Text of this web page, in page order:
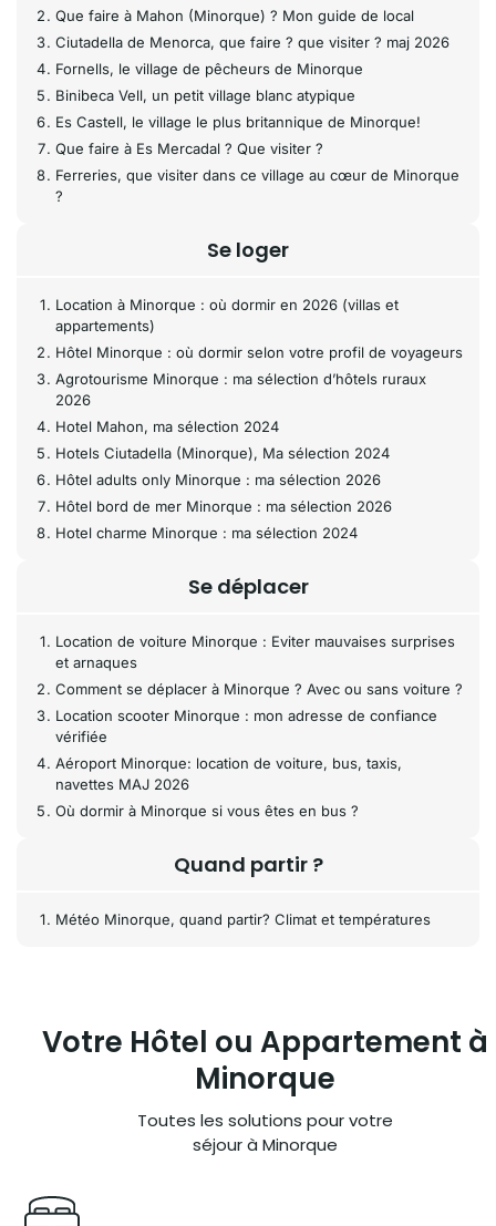
Que faire à Mahon (Minorque) ? Mon guide de local
Ciutadella de Menorca, que faire ? que visiter ? maj 2026
Fornells, le village de pêcheurs de Minorque
Binibeca Vell, un petit village blanc atypique
Es Castell, le village le plus britannique de Minorque!
Que faire à Es Mercadal ? Que visiter ?
Ferreries, que visiter dans ce village au cœur de Minorque
?
Se loger
Location à Minorque : où dormir en 2026 (villas et
appartements)
Hôtel Minorque : où dormir selon votre profil de voyageurs
Agrotourisme Minorque : ma sélection d’hôtels ruraux
2026
Hotel Mahon, ma sélection 2024
Hotels Ciutadella (Minorque), Ma sélection 2024
Hôtel adults only Minorque : ma sélection 2026
Hôtel bord de mer Minorque : ma sélection 2026
Hotel charme Minorque : ma sélection 2024
Se déplacer
Location de voiture Minorque : Eviter mauvaises surprises
et arnaques
Comment se déplacer à Minorque ? Avec ou sans voiture ?
Location scooter Minorque : mon adresse de confiance
vérifiée
Aéroport Minorque: location de voiture, bus, taxis,
navettes MAJ 2026
Où dormir à Minorque si vous êtes en bus ?
Quand partir ?
Météo Minorque, quand partir? Climat et températures
Votre Hôtel ou Appartement à
Minorque
Toutes les solutions pour votre
séjour à Minorque